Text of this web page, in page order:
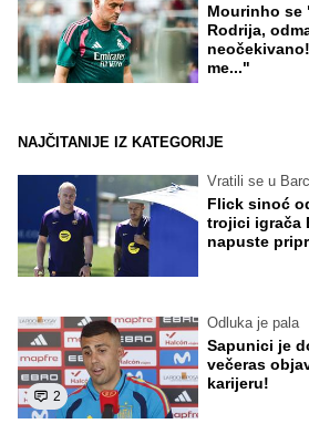
Mourinho se
Rodrija,
me..."
NAJČITANIJE IZ KATEGORIJE
Vratili se u
Flick sinoć
trojici igrača
napuste
2
Odluka je pala
Sapunici je
večeras
karijeru!